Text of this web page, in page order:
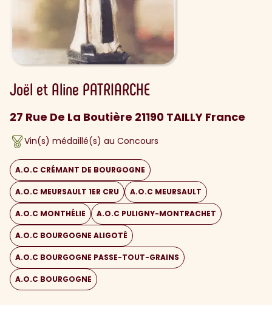
Joël et Aline PATRIARCHE
27 Rue De La Boutière 21190 TAILLY France
Vin(s) médaillé(s) au Concours
A.O.C CRÉMANT DE BOURGOGNE
A.O.C MEURSAULT 1ER CRU A.O.C MEURSAULT
A.O.C MONTHÉLIE A.O.C PULIGNY-MONTRACHET
A.O.C BOURGOGNE ALIGOTÉ
A.O.C BOURGOGNE PASSE-TOUT-GRAINS
A.O.C BOURGOGNE